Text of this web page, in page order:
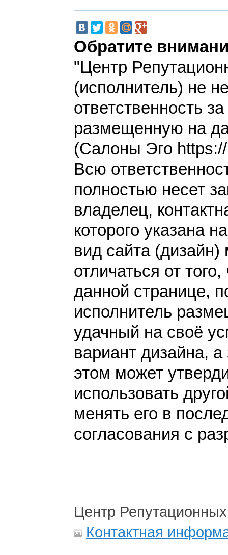
Обратите
"Центр
(исполнитель) не
ответственность
размещенную на
(Салоны Эго
Всю
полностью несет
владелец,
которого указана
вид сайта (дизайн)
отличаться от
данной странице,
исполнитель
удачный на своё
вариант дизайна, а
этом может
использовать
менять его в
согласования с
Центр
Контактная